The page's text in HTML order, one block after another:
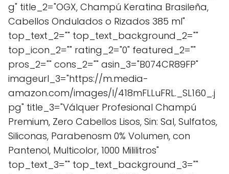
g" title_2="OGX, Champú Keratina Brasileña,
Cabellos Ondulados o Rizados 385 ml"
top_text_2="" top_text_background_2=""
top_icon_2="" rating_2="0" featured_2=""
pros_2="" cons_2="" asin_3="B074CR89FP"
imageurl_3="https://m.media-
amazon.com/images/I/418mFLLuFRL._SL160_.j
pg" title_3="Válquer Profesional Champú
Premium, Zero Cabellos Lisos, Sin: Sal, Sulfatos,
Siliconas, Parabenosm 0% Volumen, con
Pantenol, Multicolor, 1000 Mililitros"
top_text_3="" top_text_background_3=""